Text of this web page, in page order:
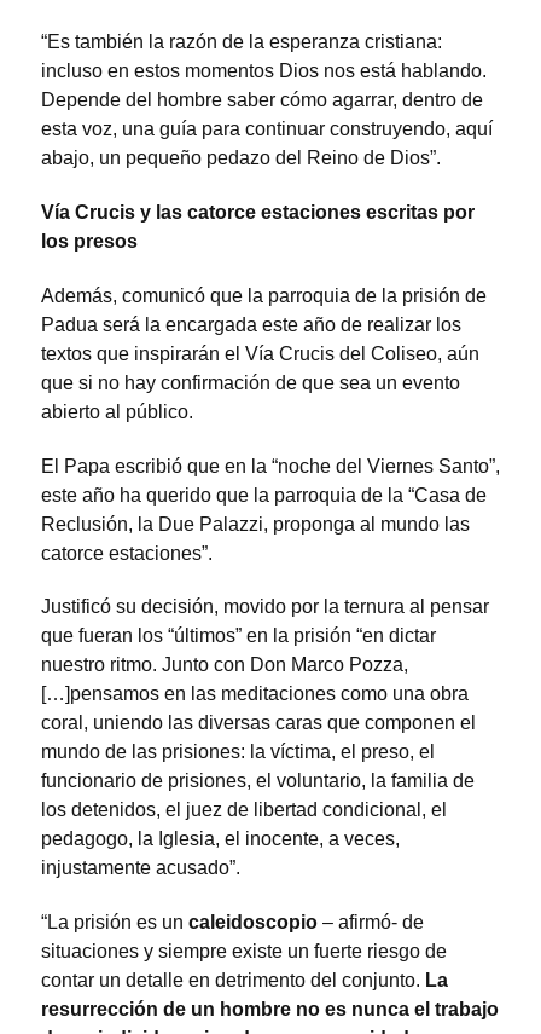
“Es también la razón de la esperanza cristiana:
incluso en estos momentos Dios nos está hablando.
Depende del hombre saber cómo agarrar, dentro de
esta voz, una guía para continuar construyendo, aquí
abajo, un pequeño pedazo del Reino de Dios”.
Vía Crucis y las catorce estaciones escritas por
los presos
Además, comunicó que la parroquia de la prisión de
Padua será la encargada este año de realizar los
textos que inspirarán el Vía Crucis del Coliseo, aún
que si no hay confirmación de que sea un evento
abierto al público.
El Papa escribió que en la “noche del Viernes Santo”,
este año ha querido que la parroquia de la “Casa de
Reclusión, la Due Palazzi, proponga al mundo las
catorce estaciones”.
Justificó su decisión, movido por la ternura al pensar
que fueran los “últimos” en la prisión “en dictar
nuestro ritmo. Junto con Don Marco Pozza,
[…]pensamos en las meditaciones como una obra
coral, uniendo las diversas caras que componen el
mundo de las prisiones: la víctima, el preso, el
funcionario de prisiones, el voluntario, la familia de
los detenidos, el juez de libertad condicional, el
pedagogo, la Iglesia, el inocente, a veces,
injustamente acusado”.
“La prisión es un caleidoscopio – afirmó- de
situaciones y siempre existe un fuerte riesgo de
contar un detalle en detrimento del conjunto. La
resurrección de un hombre no es nunca el trabajo